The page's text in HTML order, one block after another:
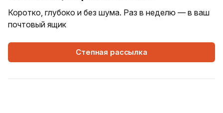
Коротко, глубоко и без шума. Раз в неделю — в ваш
почтовый ящик
Степная рассылка